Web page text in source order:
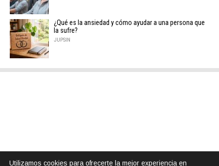
¿Qué es la ansiedad y cómo ayudar a una persona que
la sufre?
JUPSIN
Utilizamos cookies para ofrecerte la mejor experiencia en